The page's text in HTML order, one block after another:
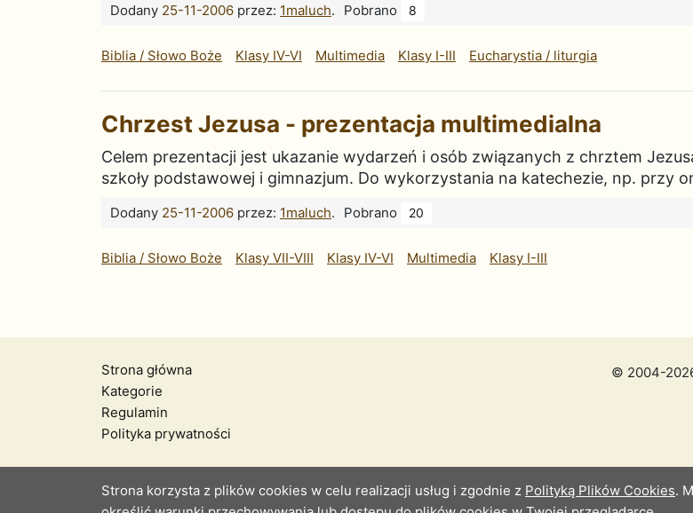
Dodany 25-11-2006 przez: 1maluch. Pobrano 8
Biblia / Słowo Boże Klasy IV-VI Multimedia Klasy I-III Eucharystia / liturgia
Chrzest Jezusa - prezentacja multimedialna
Celem prezentacji jest ukazanie wydarzeń i osób związanych z chrztem
szkoły podstawowej i gimnazjum. Do wykorzystania na katechezie, np. przy
Dodany 25-11-2006 przez: 1maluch. Pobrano 20
Biblia / Słowo Boże Klasy VII-VIII Klasy IV-VI Multimedia Klasy I-III
Strona główna
Kategorie
Regulamin
Polityka prywatności
© 2004-
Strona korzysta z plików cookies w celu realizacji usług i zgodnie z Polityką Plików Cookies.